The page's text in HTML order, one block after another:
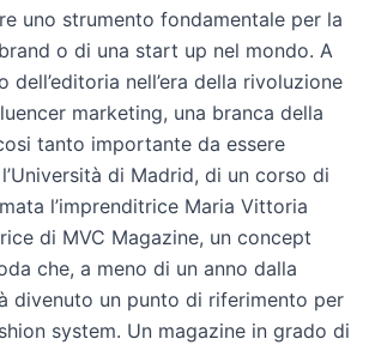
uno strumento fondamentale per la
o di una start up nel mondo. A
dell’editoria nell’era della rivoluzione
marketing, una branca della
tanto importante da essere
di Madrid, di un corso di
l’imprenditrice Maria Vittoria
di MVC Magazine, un concept
che, a meno di un anno dalla
divenuto un punto di riferimento per
system. Un magazine in grado di